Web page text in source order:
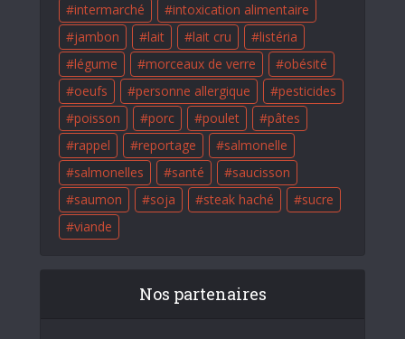
intermarché
intoxication alimentaire
jambon
lait lait cru
listéria
légume
morceaux de verre
obésité
oeufs
personne allergique
pesticides
poisson
porc poulet
pâtes
rappel
reportage
salmonelle
salmonelles
santé
saucisson
saumon
soja steak haché
sucre
viande
Nos partenaires